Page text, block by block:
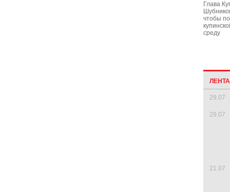
Глава
чтобы
среду
29.07
29.07
21.07